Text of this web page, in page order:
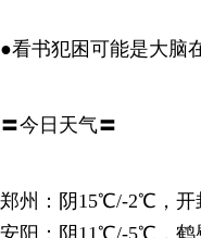
●看书犯困可能是大脑
〓今日天气〓
郑州：阴15℃/-2℃，
安阳：阴11℃/-5℃，